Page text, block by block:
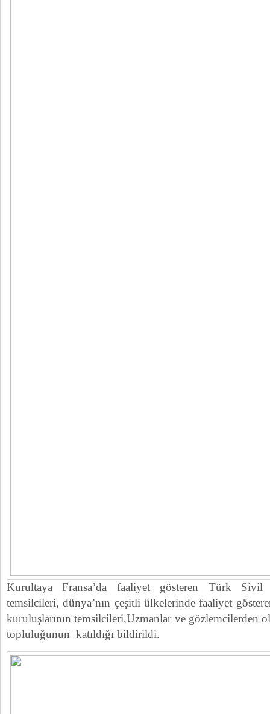
Kurultaya Fransa’da faaliyet gösteren Türk Sivil
temsilcileri, dünya’nın çeşitli ülkelerinde faaliyet
kuruluşlarının temsilcileri,Uzmanlar ve gözlemcilerden
topluluğunun katıldığı bildirildi.